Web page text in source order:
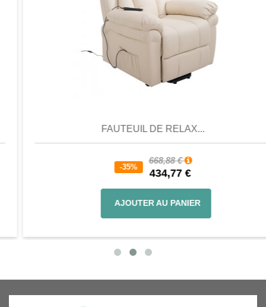
FAUTEUIL DE RELAX...
668,88 €
434,77 €
AJOUTER AU PANIER